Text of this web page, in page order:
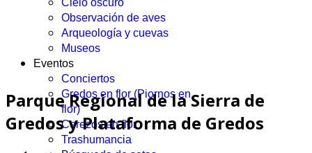
Cielo oscuro
Observación de aves
Arqueología y cuevas
Museos
Eventos
Conciertos
Gredos en flor (Piornos en
flor)
Cerezos en flor
Trashumancia
Parque Regional de la Sierra de
Gredos y Plataforma de Gredos